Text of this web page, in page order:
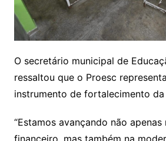
O secretário municipal de
ressaltou que o Proesc
instrumento de fortalecimento
“Estamos avançando não